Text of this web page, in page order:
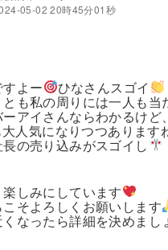
05-02 20時45分01秒
よー ひなさんスゴイ
とも私の周りには一人も当
アイさんならわかるけど
人気になりつつあります
の売り込みがスゴイし
しみにしています
こそよろしくお願いします
くなったら詳細を決めまし